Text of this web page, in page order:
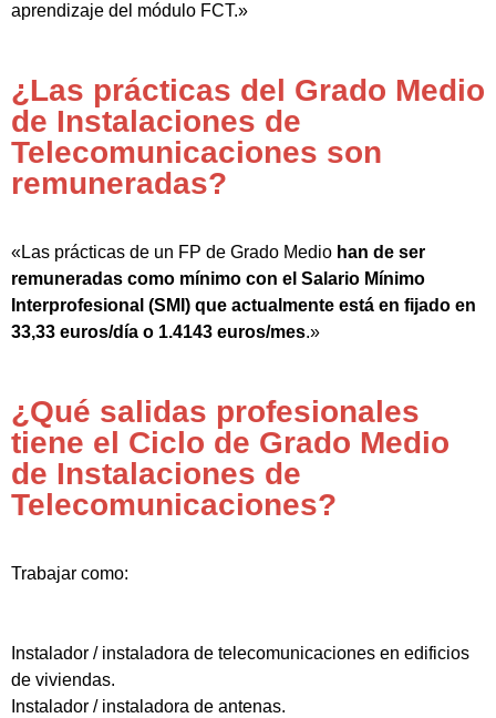
aprendizaje del módulo FCT.»
¿Las prácticas del Grado Medio
de Instalaciones de
Telecomunicaciones son
remuneradas?
«Las prácticas de un FP de Grado Medio han de ser
remuneradas como mínimo con el Salario Mínimo
Interprofesional (SMI) que actualmente está en fijado en
33,33 euros/día o 1.4143 euros/mes.»
¿Qué salidas profesionales
tiene el Ciclo de Grado Medio
de Instalaciones de
Telecomunicaciones?
Trabajar como:
Instalador / instaladora de telecomunicaciones en edificios
de viviendas.
Instalador / instaladora de antenas.